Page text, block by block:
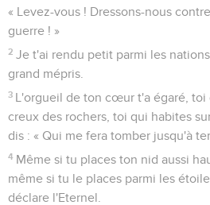
« Levez-vous ! Dressons-nous
guerre ! »
2 Je t'ai rendu petit parmi les
grand mépris.
3 L'orgueil de ton cœur t'a égaré, toi
creux des rochers, toi qui habites
dis : « Qui me fera tomber jusqu'à
4 Même si tu places ton nid aussi
même si tu le places parmi les
déclare l'Eternel.